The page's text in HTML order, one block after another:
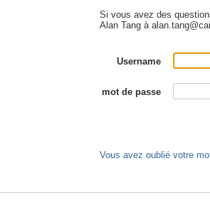
Si vous avez des
Alan Tang à
Username
mot de passe
Vous avez oublié votre